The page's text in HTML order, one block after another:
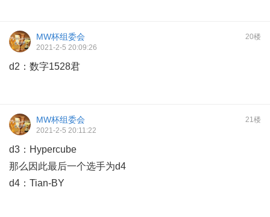
20楼
MW杯组委会
2021-2-5 20:09:26
d2：数字1528君
21楼
MW杯组委会
2021-2-5 20:11:22
d3：Hypercube
那么因此最后一个选手为d4
d4：Tian-BY